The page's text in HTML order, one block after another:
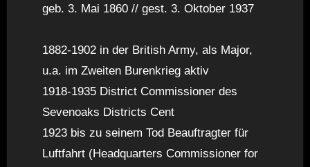
geb. 3. Mai 1860 // gest. 3. Oktober 1937
1882-1902 in der British Army, als Major,
u.a. im Zweiten Burenkrieg aktiv
1918-1935 District Commissioner des
Sevenoaks Districts Cent
1923 bis zu seinem Tod Beauftragter für
Luftfahrt (Headquarters Commissioner for